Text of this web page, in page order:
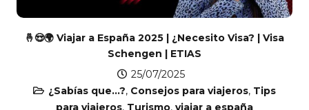
🤞😍🌍 Viajar a España 2025 | ¿Necesito Visa? | Visa
Schengen | ETIAS
25/07/2025
¿Sabías que...?, Consejos para viajeros, Tips
para viajeros, Turismo, viajar a españa